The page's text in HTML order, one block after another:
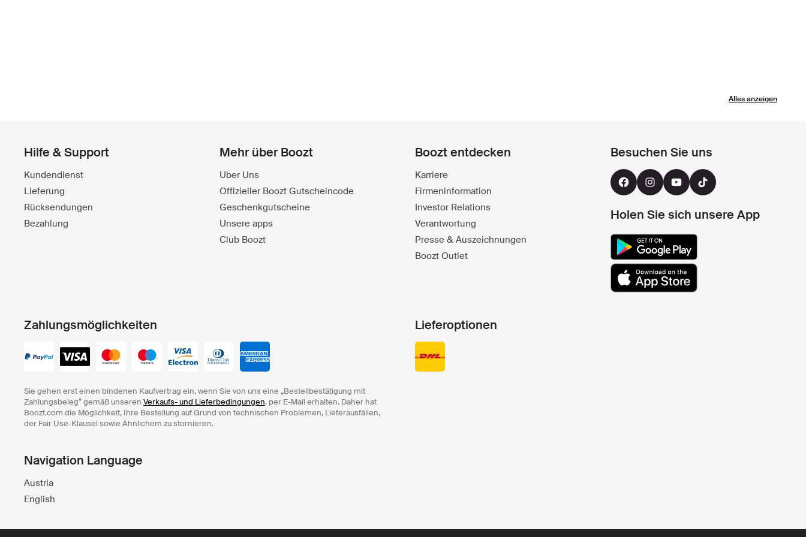
Alles anzeigen
Hilfe & Support
Kundendienst
Lieferung
Rücksendungen
Bezahlung
Mehr über Boozt
Uber Uns
Offizieller Boozt Gutscheincode
Geschenkgutscheine
Unsere apps
Club Boozt
Boozt entdecken
Karriere
Firmeninformation
Investor Relations
Verantwortung
Presse & Auszeichnungen
Boozt Outlet
Besuchen Sie uns
Holen Sie sich unsere App
Zahlungsmöglichkeiten
Sie gehen erst einen bindenen Kaufvertrag ein, wenn Sie von uns eine „Bestellbestätigung mit
Zahlungsbeleg” gemäß unseren Verkaufs- und Lieferbedingungen. per E-Mail erhalten. Daher hat
Boozt.com die Möglichkeit, Ihre Bestellung auf Grund von technischen Problemen, Lieferausfällen,
der Fair Use-Klausel sowie Ähnlichem zu stornieren.
Lieferoptionen
Navigation Language
Austria
English